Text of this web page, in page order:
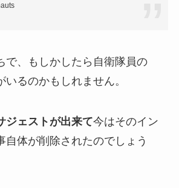
で、もしかしたら 自衛隊員の
いるのかもしれません。
ジェストが出来て今はそのイン
自体が削除されたのでしょう